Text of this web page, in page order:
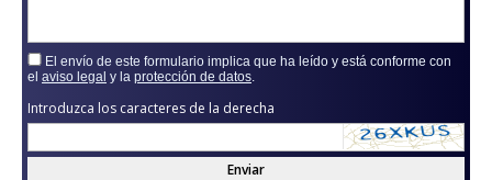
El envío de este formulario implica que ha leído y está conforme con
el aviso legal y la protección de datos
Introduzca los caracteres de la derecha
Enviar